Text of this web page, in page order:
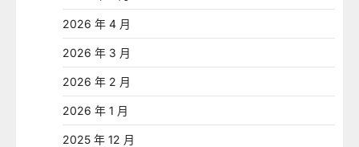
2026 年 4 月
2026 年 3 月
2026 年 2 月
2026 年 1 月
2025 年 12 月